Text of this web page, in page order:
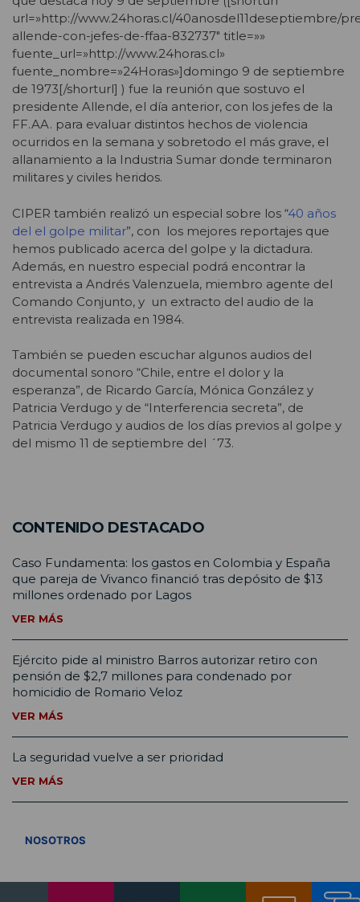
url=»http://www.24horas.cl/40anosdel11deseptiembre/
allende-con-jefes-de-ffaa-832737″ title=»»
fuente_url=»http://www.24horas.cl»
fuente_nombre=»24Horas»]domingo 9 de septiembre
de 1973[/shorturl] ) fue la reunión que sostuvo el
presidente Allende, el día anterior, con los jefes de la
FF.AA. para evaluar distintos hechos de violencia
ocurridos en la semana y sobretodo el más grave, el
allanamiento a la Industria Sumar donde terminaron
militares y civiles heridos.
CIPER también realizó un especial sobre los “40 años
del el golpe militar”, con los mejores reportajes que
hemos publicado acerca del golpe y la dictadura.
Además, en nuestro especial podrá encontrar la
entrevista a Andrés Valenzuela, miembro agente del
Comando Conjunto, y un extracto del audio de la
entrevista realizada en 1984.
También se pueden escuchar algunos audios del
documental sonoro “Chile, entre el dolor y la
esperanza”, de Ricardo García, Mónica González y
Patricia Verdugo y de “Interferencia secreta”, de
Patricia Verdugo y audios de los días previos al golpe y
del mismo 11 de septiembre del ´73.
CONTENIDO DESTACADO
Caso Fundamenta: los gastos en Colombia y España
que pareja de Vivanco financió tras depósito de $13
millones ordenado por Lagos
VER MÁS
Ejército pide al ministro Barros autorizar retiro con
pensión de $2,7 millones para condenado por
homicidio de Romario Veloz
VER MÁS
La seguridad vuelve a ser prioridad
VER MÁS
NOSOTROS